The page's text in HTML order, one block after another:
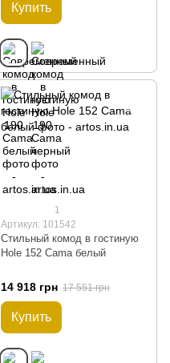
Купить
1
Артикул: 101542
Стильный комод в гостиную
Hole 152 Cama белый
14 918 грн 17 551 грн
Купить